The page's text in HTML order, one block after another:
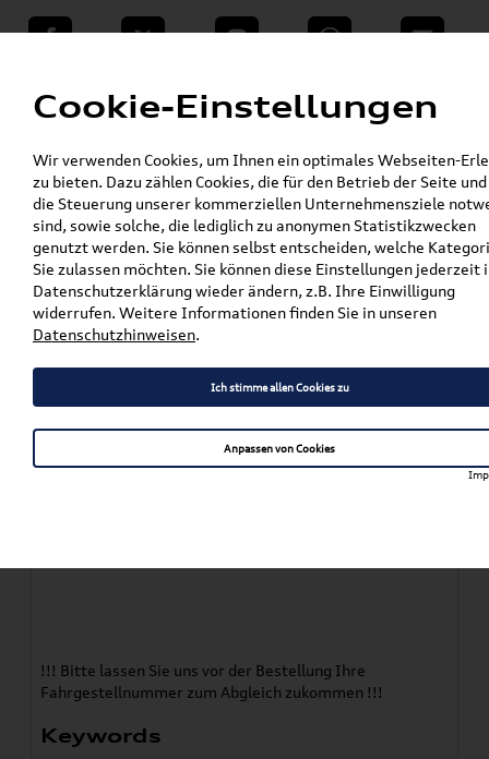
teilen Twitter Instagram WhatsApp E-Mail
VW Shop - VW Originalteile und Zubehör »
VW Zubehör » Wischerblätter » Polo »
Original VW Polo (AW) Aero-Wischerblatt /
Scheibenwischer Hinten 2G0955427
Original VW Polo (AW) Aero-
Wischerblatt /
Scheibenwischer Hinten
!!! Bitte lassen Sie uns vor der Bestellung Ihre
Fahrgestellnummer zum Abgleich zukommen !!!
Keywords
Cookie-Einstellungen
Wir verwenden Cookies, um Ihnen ein optimales Webseiten-
zu bieten. Dazu zählen Cookies, die für den Betrieb der Seite
die Steuerung unserer kommerziellen Unternehmensziele
sind, sowie solche, die lediglich zu anonymen Statistikzwecken
genutzt werden. Sie können selbst entscheiden, welche
Sie zulassen möchten. Sie können diese Einstellungen jederzeit
Datenschutzerklärung wieder ändern, z.B. Ihre Einwilligung
widerrufen. Weitere Informationen finden Sie in unseren
Datenschutzhinweisen.
Ich stimme allen Cookies zu
Anpassen von Cookies